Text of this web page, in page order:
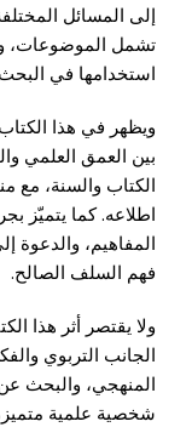
إلى المسائل
تشمل الموضوعات،
استخدامها في
ويظهر في هذا
بين العمق العلمي
الكتاب والسنة، مع
اطلاعه. كما يتميّز
المفاهيم، والدعوة
فهم السلف الصالح.
ولا يقتصر أثر هذا
الجانب التربوي
المنهجي، والبحث عن
شخصية علمية